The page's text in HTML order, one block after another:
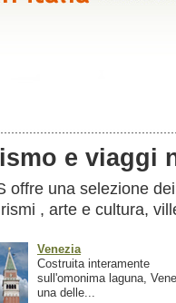
e viaggi
offre una selezione
, arte e cultura,
Venezia
Costruita interamente
sull'omonima laguna,
una delle...